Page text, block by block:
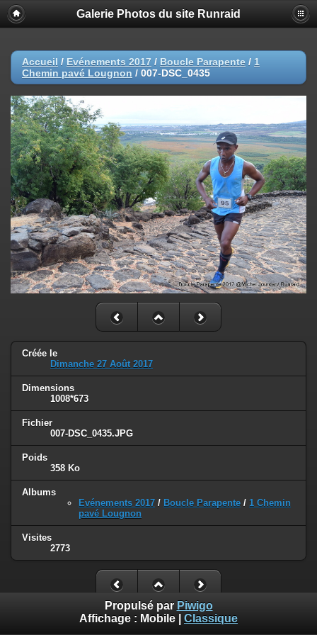
Galerie Photos du site Runraid
Accueil / Evénements 2017 / Boucle Parapente / 1
Chemin pavé Lougnon / 007-DSC_0435
Créée le
Dimanche 27 Août 2017
Dimensions
1008*673
Fichier
007-DSC_0435.JPG
Poids
358 Ko
Albums
Evénements 2017 / Boucle Parapente / 1 Chemin
pavé Lougnon
Visites
2773
Propulsé par Piwigo
Affichage : Mobile Classique